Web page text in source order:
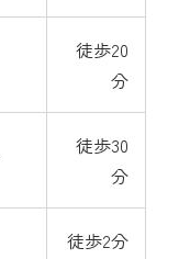
徒歩20
分
徒歩30
分
徒歩2分